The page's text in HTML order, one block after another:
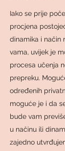
Iako se prije
procjena
dinamika i način
vama, uvijek je
procesa učenja
prepreku.
određenih
moguće je i da
bude vam
u načinu ili
zajedno